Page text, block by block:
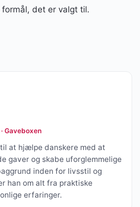
det er valgt til.
Gaveboxen
at hjælpe danskere med at
gaver og skabe uforglemmelige
inden for livsstil og
han om alt fra praktiske
erfaringer.